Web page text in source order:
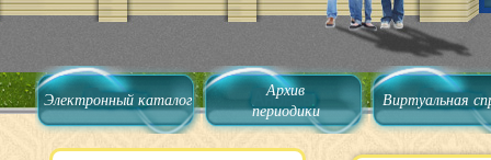
Электронный каталог
Архив
периодики
Виртуальная